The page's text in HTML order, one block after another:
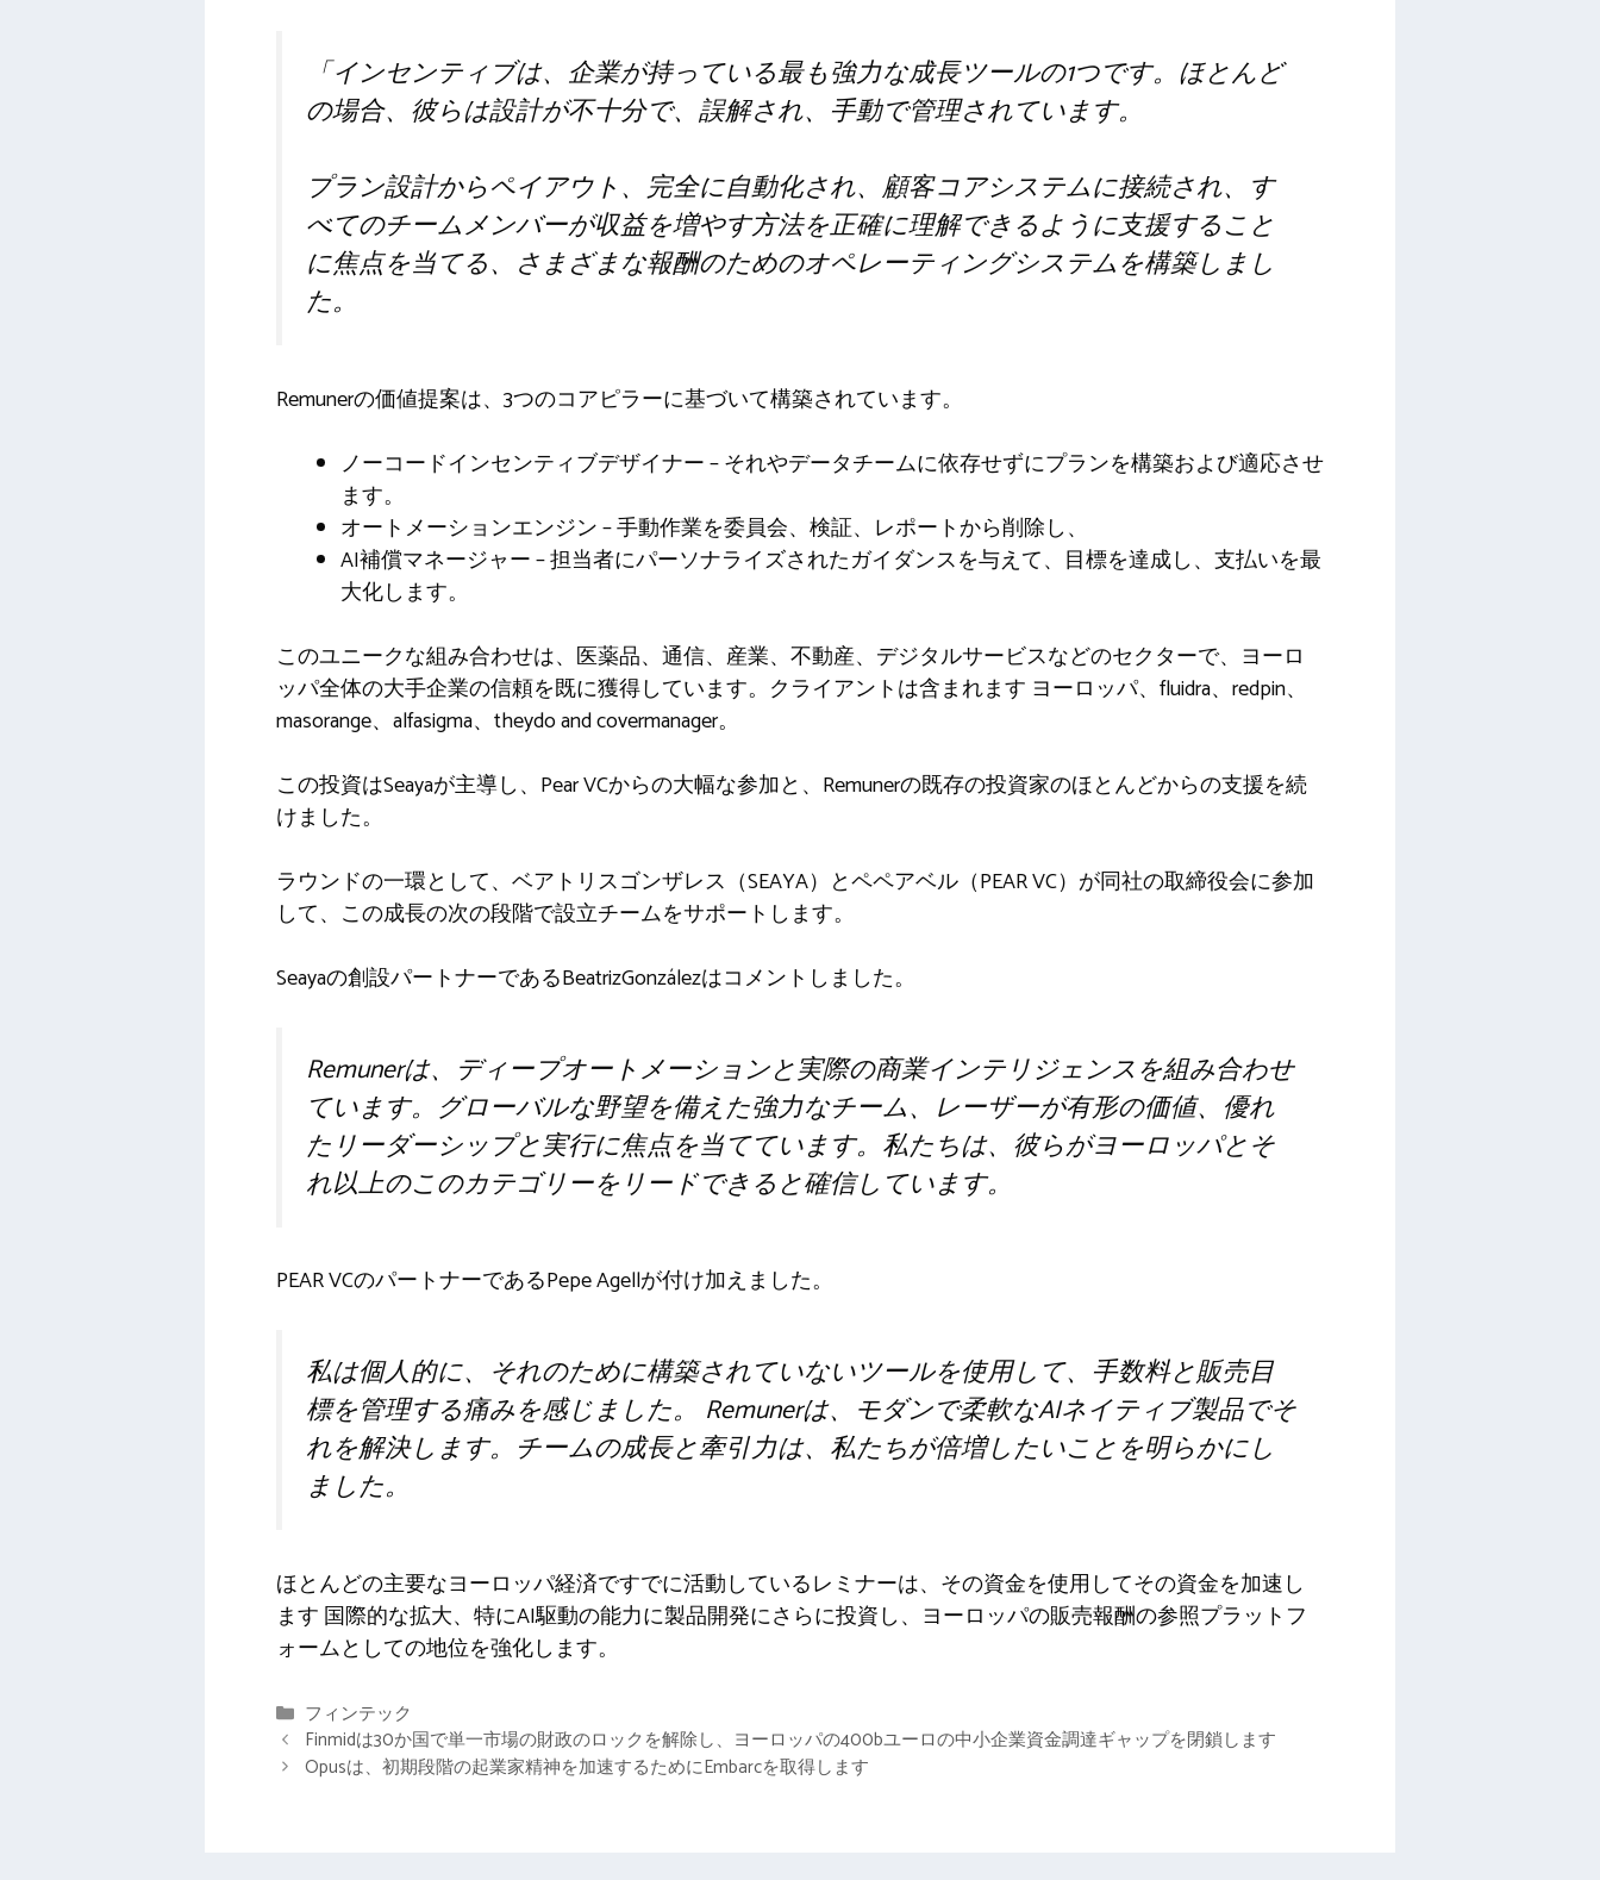
「インセンティブは、企業が持っている最も強力な成長ツールの1つです。ほとんど
の場合、彼らは設計が不十分で、誤解され、手動で管理されています。
プラン設計からペイアウト、完全に自動化され、顧客コアシステムに接続され、す
べてのチームメンバーが収益を増やす方法を正確に理解できるように支援すること
に焦点を当てる、さまざまな報酬のためのオペレーティングシステムを構築しまし
た。
Remunerの価値提案は、3つのコアピラーに基づいて構築されています。
ノーコードインセンティブデザイナー – それやデータチームに依存せずにプランを構築および適応させ
ます。
オートメーションエンジン – 手動作業を委員会、検証、レポートから削除し、
AI補償マネージャー – 担当者にパーソナライズされたガイダンスを与えて、目標を達成し、支払いを最
大化します。
このユニークな組み合わせは、医薬品、通信、産業、不動産、デジタルサービスなどのセクターで、ヨーロ
ッパ全体の大手企業の信頼を既に獲得しています。クライアントは含まれます ヨーロッパ、fluidra、redpin、
masorange、alfasigma、theydo and covermanager。
この投資はSeayaが主導し、Pear VCからの大幅な参加と、Remunerの既存の投資家のほとんどからの支援を続
けました。
ラウンドの一環として、ベアトリスゴンザレス（SEAYA）とペペアベル（PEAR VC）が同社の取締役会に参加
して、この成長の次の段階で設立チームをサポートします。
Seayaの創設パートナーであるBeatrizGonzálezはコメントしました。
Remunerは、ディープオートメーションと実際の商業インテリジェンスを組み合わせ
ています。グローバルな野望を備えた強力なチーム、レーザーが有形の価値、優れ
たリーダーシップと実行に焦点を当てています。私たちは、彼らがヨーロッパとそ
れ以上のこのカテゴリーをリードできると確信しています。
PEAR VCのパートナーであるPepe Agellが付け加えました。
私は個人的に、それのために構築されていないツールを使用して、手数料と販売目
標を管理する痛みを感じました。 Remunerは、モダンで柔軟なAIネイティブ製品でそ
れを解決します。チームの成長と牽引力は、私たちが倍増したいことを明らかにし
ました。
ほとんどの主要なヨーロッパ経済ですでに活動しているレミナーは、その資金を使用してその資金を加速し
ます 国際的な拡大、特にAI駆動の能力に製品開発にさらに投資し、ヨーロッパの販売報酬の参照プラットフ
ォームとしての地位を強化します。
カ
テ
ゴ
フィンテック
Finmidは30か国で単一市場の財政のロックを解除し、ヨーロッパの400bユーロの中小企業資金調達ギャップを閉鎖します
Opusは、初期段階の起業家精神を加速するためにEmbarcを取得します